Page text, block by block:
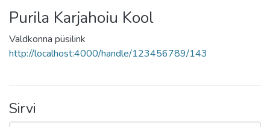
Purila Karjahoiu Kool
Valdkonna püsilink
http://localhost:4000/handle/123456789/143
Sirvi